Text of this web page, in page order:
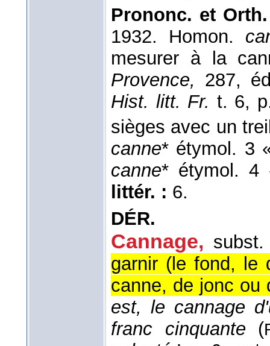
Prononc. et
1932. Homon.
mesurer à la
Provence, 287,
Hist. litt. Fr. t. 6,
sièges avec un
canne* étymol. 3
canne* étymol.
littér. : 6.
DÉR.
Cannage,
garnir (le fond, le
canne, de jonc ou
est, le cannage
franc cinquante (